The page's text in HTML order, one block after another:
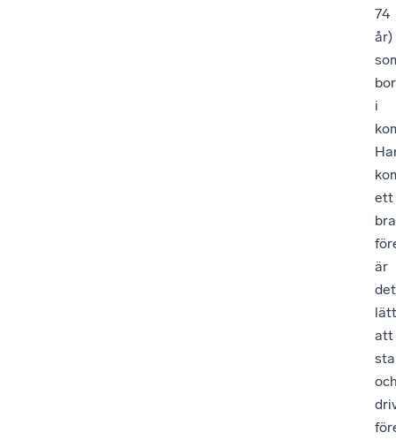
74
år)
bor
i
ett
bra
är
det
att